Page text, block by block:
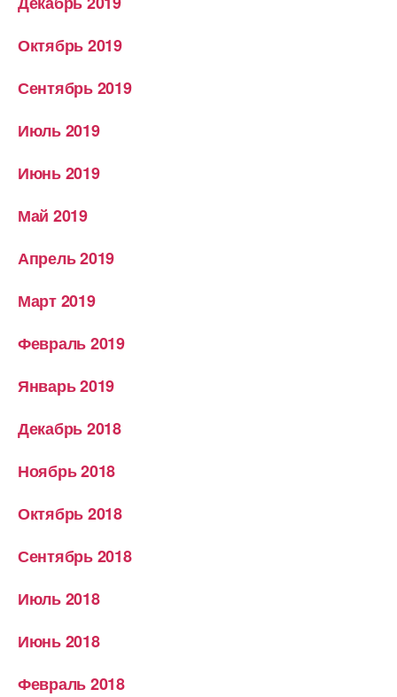
Октябрь 2019
Сентябрь 2019
Июль 2019
Июнь 2019
Май 2019
Апрель 2019
Март 2019
Февраль 2019
Январь 2019
Декабрь 2018
Ноябрь 2018
Октябрь 2018
Сентябрь 2018
Июль 2018
Июнь 2018
Февраль 2018